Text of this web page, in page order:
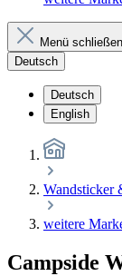
Menü schließen
Deutsch
Deutsch
English
Wandsticker
weitere
Campside